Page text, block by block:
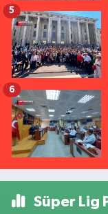
5
6
Süper Lig